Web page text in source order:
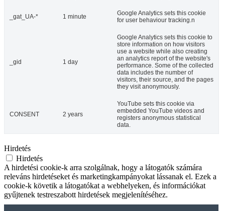
_gat_UA-* 1 minute
Google Analytics sets this cookie
for user behaviour tracking.n
_gid 1 day
Google Analytics sets this cookie to
store information on how visitors
use a website while also creating
an analytics report of the website's
performance. Some of the collected
data includes the number of
visitors, their source, and the pages
they visit anonymously.
CONSENT 2 years
YouTube sets this cookie via
embedded YouTube videos and
registers anonymous statistical
data.
Hirdetés
Hirdetés
A hirdetési cookie-k arra szolgálnak, hogy a látogatók számára
releváns hirdetéseket és marketingkampányokat lássanak el. Ezek a
cookie-k követik a látogatókat a webhelyeken, és információkat
gyűjtenek testreszabott hirdetések megjelenítéséhez.